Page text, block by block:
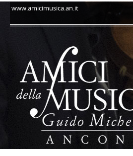
www.amicimusica.an.it